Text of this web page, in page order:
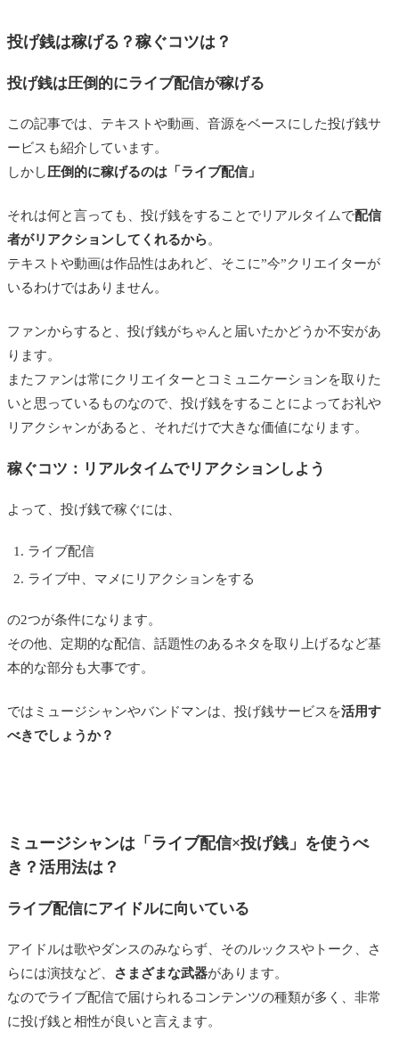
すすめはYouTube Live
まとめ｜投げ銭だけでミュージシャンが稼ぐのは難
しい
投げ銭は稼げる？稼ぐコツは？
投げ銭は圧倒的にライブ配信が稼げる
この記事では、テキストや動画、音源をベースにした投げ銭サ
ービスも紹介しています。
しかし圧倒的に稼げるのは「ライブ配信」
それは何と言っても、投げ銭をすることでリアルタイムで配信
者がリアクションしてくれるから。
テキストや動画は作品性はあれど、そこに”今”クリエイターが
いるわけではありません。
ファンからすると、投げ銭がちゃんと届いたかどうか不安があ
ります。
またファンは常にクリエイターとコミュニケーションを取りた
いと思っているものなので、投げ銭をすることによってお礼や
リアクシャンがあると、それだけで大きな価値になります。
稼ぐコツ：リアルタイムでリアクションしよう
よって、投げ銭で稼ぐには、
ライブ配信
ライブ中、マメにリアクションをする
の2つが条件になります。
その他、定期的な配信、話題性のあるネタを取り上げるなど基
本的な部分も大事です。
ではミュージシャンやバンドマンは、投げ銭サービスを活用す
べきでしょうか？
ミュージシャンは「ライブ配信×投げ銭」を使うべ
き？活用法は？
ライブ配信にアイドルに向いている
アイドルは歌やダンスのみならず、そのルックスやトーク、さ
らには演技など、
さまざまな武器があります。
なのでライブ配信で届けられるコンテンツの種類が多く、非常
に投げ銭と相性が良いと言えます。